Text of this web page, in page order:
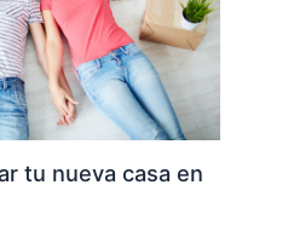
tu nueva casa en